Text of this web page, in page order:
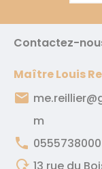
Contactez-
Maître Louis
email
m
phone 0555738000
mode_of_travel